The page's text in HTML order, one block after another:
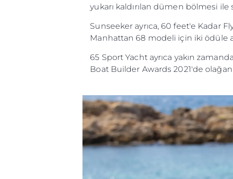
yukarı kaldırılan dümen bölmesi ile
Sunseeker ayrıca, 60 feet'e Kadar
Manhattan 68 modeli için iki ödüle
65 Sport Yacht ayrıca yakın
Boat Builder Awards 2021'de
Bilgi
Si̇te Hari̇tasi
İrti̇bat